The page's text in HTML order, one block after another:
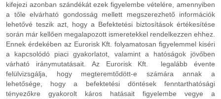
kifejezi azonban szándékát ezek figyelembe vételére, amennyiben
a tőle elvárható gondosság mellett megszerezhető információk
lehetővé teszik azt, hogy a Befektetési biztosítások értékesítése
során már kellően megalapozott ismeretekkel rendelkezzen ehhez.
Ennek érdekében az Eurorisk Kft. folyamatosan figyelemmel kiséri
a kapcsolódó piaci gyakorlatot, valamint a hatóságok jövőben
várható iránymutatásait. Az Eurorisk Kft. legalább évente
felülvizsgálja, hogy megteremtődött-e számára annak a
lehetősége, hogy a befektetési döntések fenntarthatósági
tényezőkre gyakorolt káros hatásait figyelembe vegye a